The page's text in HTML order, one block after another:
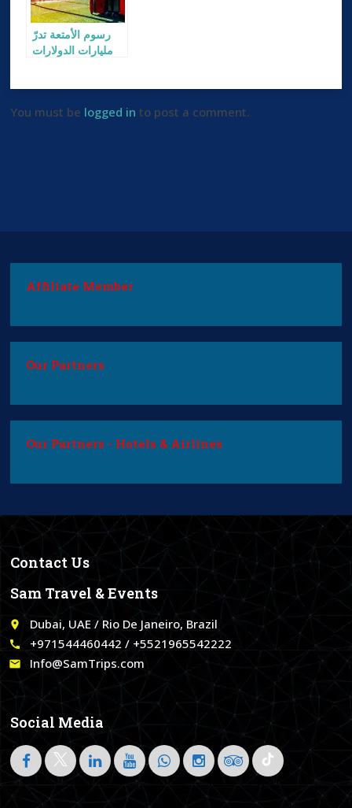
رسوم الأمتعة تدرّ
مليارات الدولارات
You must be logged in to post a comment.
Affiliate Member
Our Partners
Our Partners - Hotels & Airlines
Contact Us
Sam Travel & Events
place Dubai, UAE / Rio De Janeiro, Brazil
call +971544460442 / +5521965542222
email Info@SamTrips.com
Social Media